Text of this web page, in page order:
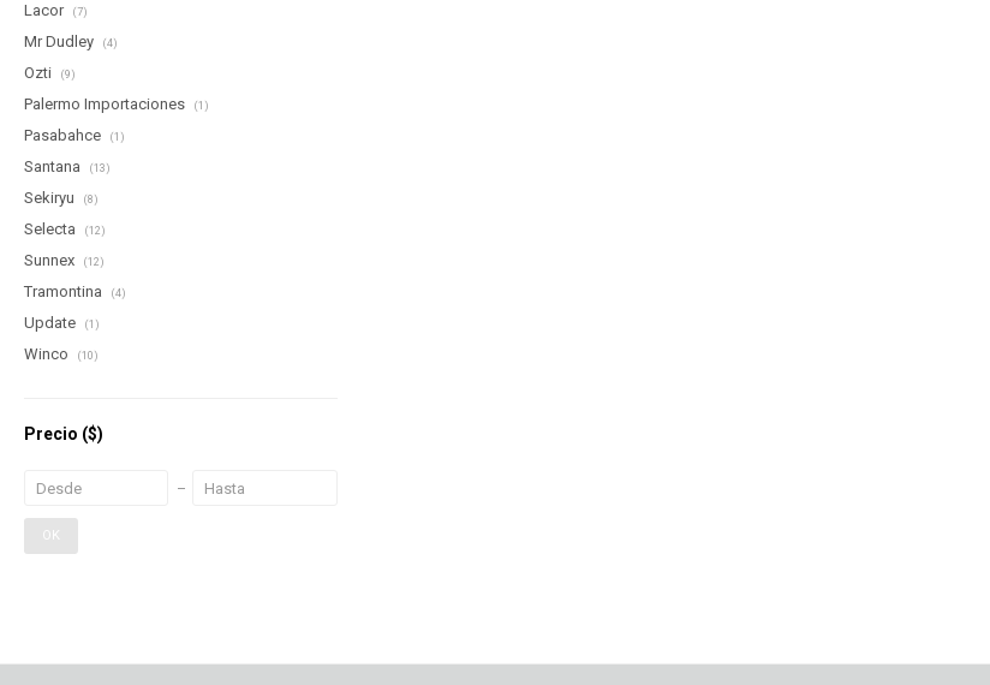
Lacor (7)
Mr Dudley (4)
Ozti (9)
Palermo Importaciones (1)
Pasabahce (1)
Santana (13)
Sekiryu (8)
Selecta (12)
Sunnex (12)
Tramontina (4)
Update (1)
Winco (10)
Precio ($)
OK